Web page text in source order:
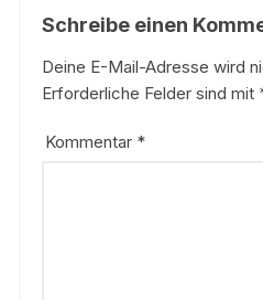
Schreibe einen
Deine E-Mail-Adresse wird
Erforderliche Felder sind mit
Kommentar *